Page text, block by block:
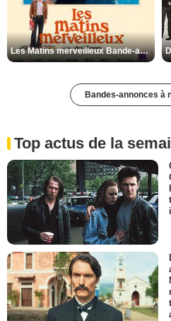
Les Matins merveilleux Bande-annonce VF
Bandes-annonces à
Top actus de la